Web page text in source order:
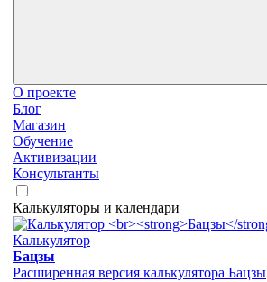
О проекте
Блог
Магазин
Обучение
Активизации
Консультанты
Калькуляторы и календари
Калькулятор
Бацзы
Расширенная версия калькулятора Бацзы